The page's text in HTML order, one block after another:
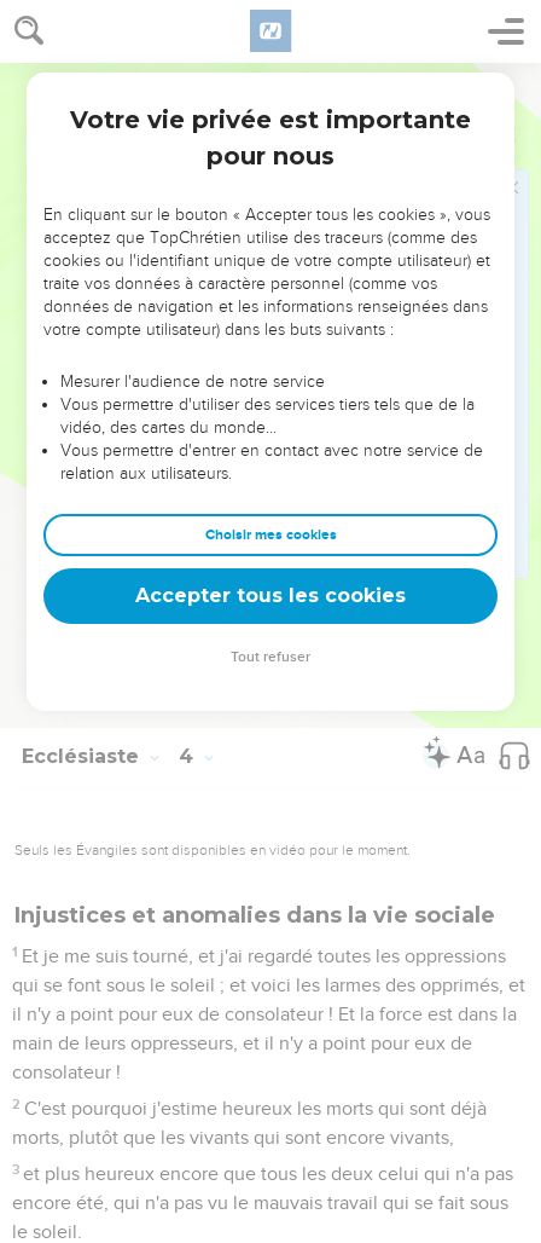
Ecclésiaste 3
Tout se termine par la mort
Et j'ai encore vu sous le soleil que, dans le lieu du
jugement, là il y avait la méchanceté, et que, dans le lieu de
la justice, là il y avait la méchanceté.
J'ai dit en mon coeur : Dieu jugera le juste et le méchant ;
car il y a là un temps pour toute affaire et pour toute oeuvre.
J'ai dit en mon coeur : Quant aux fils des hommes il en est
ainsi, pour que Dieu les éprouve, et qu'ils voient eux-mêmes
qu'ils ne sont que des bêtes.
Car ce qui arrive aux fils des hommes et aussi ce qui arrive
meurt, ainsi meurt celui-là ; et ils ont tous un même souffle,
et l'homme n'a point d'avantage sur la bête, car tout est
vanité.
20
retourne à la poussière.
Qui est-ce qui connaît l'esprit des fils des hommes ? Celui-
ci monte-t-il en haut, et l'esprit de la bête descend-il en bas
dans la terre ?
Et j'ai vu qu'il n'y a rien de mieux que ceci : que l'homme
Ecclésiaste 4
Seuls les Évangiles sont disponibles en vidéo pour le moment.
Injustices et anomalies dans la vie sociale
1 Et je me suis tourné, et j'ai regardé toutes les oppressions
qui se font sous le soleil ; et voici les larmes des opprimés, et
il n'y a point pour eux de consolateur ! Et la force est dans la
main de leurs oppresseurs, et il n'y a point pour eux de
consolateur !
2 C'est pourquoi j'estime heureux les morts qui sont déjà
morts, plutôt que les vivants qui sont encore vivants,
3 et plus heureux encore que tous les deux celui qui n'a pas
encore été, qui n'a pas vu le mauvais travail qui se fait sous
le soleil.
Votre vie privée est importante
pour nous
En cliquant sur le bouton « Accepter tous les cookies », vous
acceptez que TopChrétien utilise des traceurs (comme des
cookies ou l'identifiant unique de votre compte utilisateur) et
traite vos données à caractère personnel (comme vos
données de navigation et les informations renseignées dans
votre compte utilisateur) dans les buts suivants :
Mesurer l'audience de notre service
Vous permettre d'utiliser des services tiers tels que de la
vidéo, des cartes du monde…
Vous permettre d'entrer en contact avec notre service de
relation aux utilisateurs.
Choisir mes cookies
Accepter tous les cookies
Tout refuser